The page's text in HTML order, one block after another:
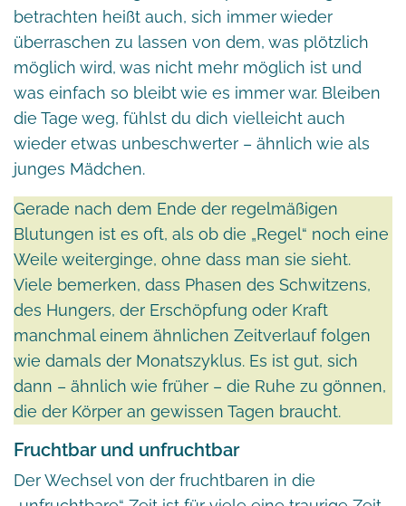
betrachten heißt auch, sich immer wieder
überraschen zu lassen von dem, was plötzlich
möglich wird, was nicht mehr möglich ist und
was einfach so bleibt wie es immer war. Bleiben
die Tage weg, fühlst du dich vielleicht auch
wieder etwas unbeschwerter – ähnlich wie als
junges Mädchen.
Gerade nach dem Ende der regelmäßigen
Blutungen ist es oft, als ob die „Regel“ noch eine
Weile weiterginge, ohne dass man sie sieht.
Viele bemerken, dass Phasen des Schwitzens,
des Hungers, der Erschöpfung oder Kraft
manchmal einem ähnlichen Zeitverlauf folgen
wie damals der Monatszyklus. Es ist gut, sich
dann – ähnlich wie früher – die Ruhe zu gönnen,
die der Körper an gewissen Tagen braucht.
Fruchtbar und unfruchtbar
Der Wechsel von der fruchtbaren in die